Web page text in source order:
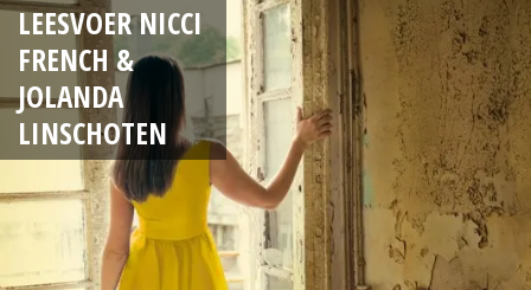
LEESVOER NICCI
FRENCH &
JOLANDA
LINSCHOTEN